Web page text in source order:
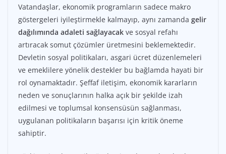
Vatandaşlar, ekonomik programların sadece makro
göstergeleri iyileştirmekle kalmayıp, aynı zamanda gelir
dağılımında adaleti sağlayacak ve sosyal refahı
artıracak somut çözümler üretmesini beklemektedir.
Devletin sosyal politikaları, asgari ücret düzenlemeleri
ve emeklilere yönelik destekler bu bağlamda hayati bir
rol oynamaktadır. Şeffaf iletişim, ekonomik kararların
neden ve sonuçlarının halka açık bir şekilde izah
edilmesi ve toplumsal konsensüsün sağlanması,
uygulanan politikaların başarısı için kritik öneme
sahiptir.